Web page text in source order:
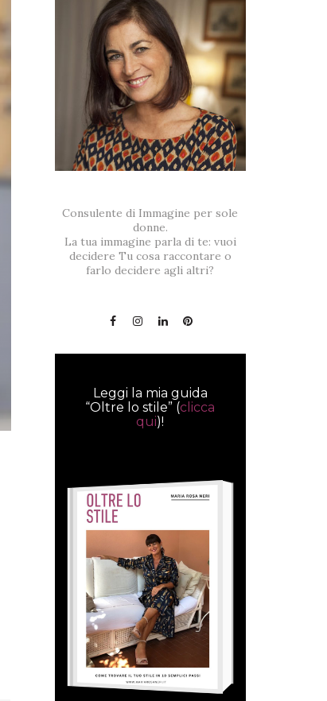
Consulente di Immagine per sole
donne.
La tua immagine parla di te: vuoi
decidere Tu cosa raccontare o
farlo decidere agli altri?
Leggi la mia guida
“Oltre lo stile” (clicca
qui)!